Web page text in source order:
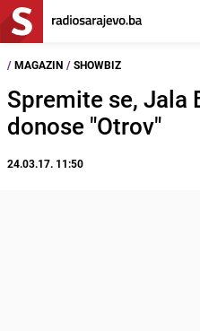
/ MAGAZIN / SHOWBIZ
Spremite se, Jala
donose "Otrov"
24.03.17. 11:50